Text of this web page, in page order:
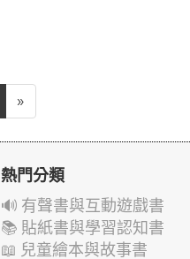
»
熱門分類
🔊 有聲書與互動遊戲書
📚 貼紙書與學習認知書
📖 兒童繪本與故事書